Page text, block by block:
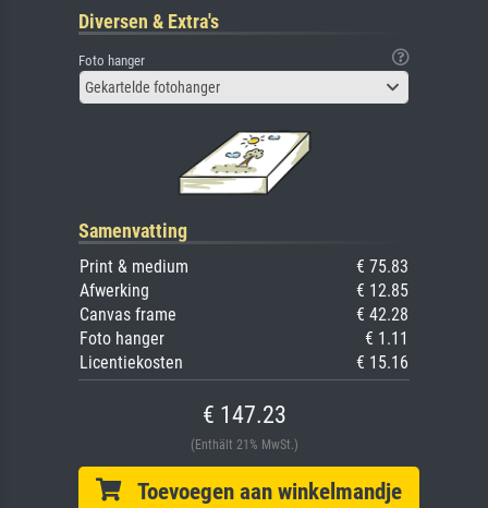
Diversen & Extra's
Foto hanger
Gekartelde fotohanger
Samenvatting
Print & medium
€ 75.83
Afwerking
€ 12.85
Canvas frame
€ 42.28
Foto hanger
€ 1.11
Licentiekosten
€ 15.16
€ 147.23
(Enthält 21% MwSt.)
Toevoegen aan winkelmandje